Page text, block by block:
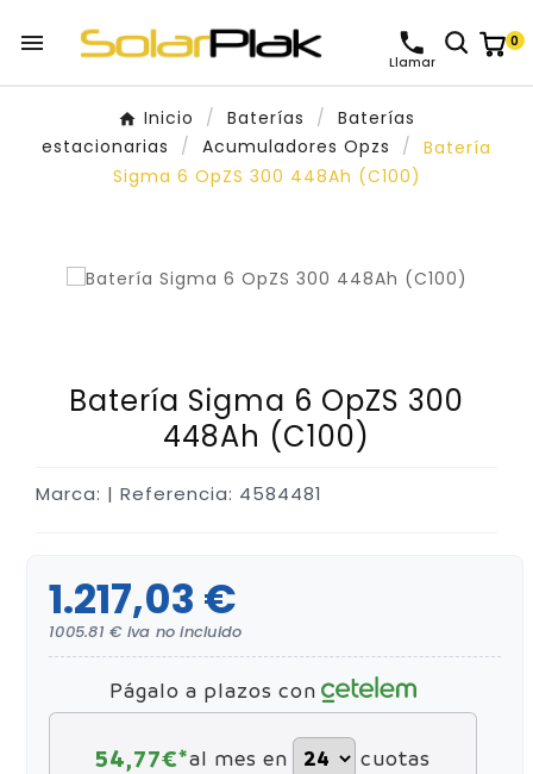

Llamar
0
Inicio Baterías
Baterías
estacionarias
Acumuladores Opzs
Batería
Sigma 6 OpZS 300 448Ah (C100)
Batería Sigma 6 OpZS 300
448Ah (C100)
Marca: | Referencia: 4584481
1.217,03 €
1005.81 € iva no incluido
Págalo a plazos con
54,77€*al mes en cuotas